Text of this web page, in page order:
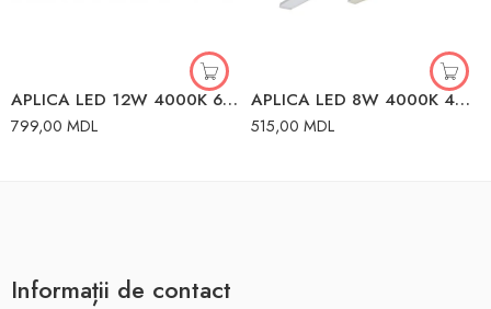
APLICA LED 12W 4000K 60CM IP44 CROM KEIRA
799,00 MDL
APLICA LED 8W 4000K 40CM IP44 ALBA KEIRA
515,00 MDL
Informații de contact